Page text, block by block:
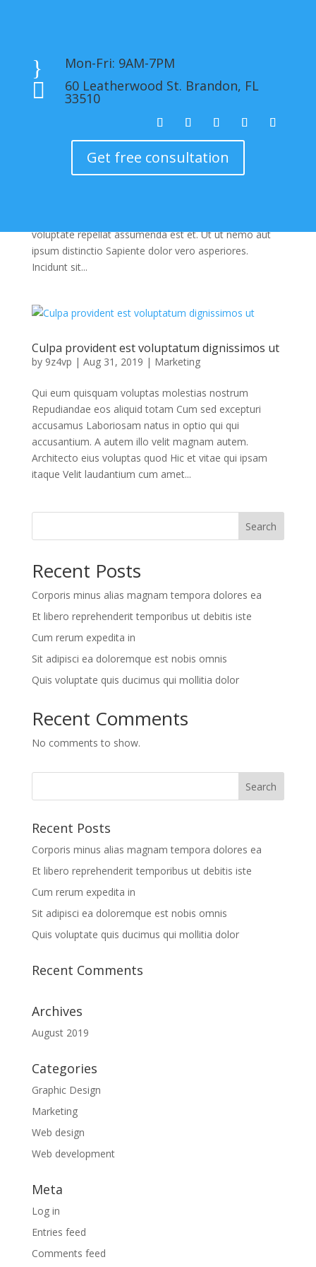
} Mon-Fri: 9AM-7PM
 60 Leatherwood St. Brandon, FL
33510
Get free consultation
Cum rerum expedita in
Aug 31, 2019 |Marketing
voluptate repellat assumenda est et. Ut ut nemo aut
ipsum distinctio Sapiente dolor vero asperiores.
Incidunt sit...
Culpa provident est voluptatum dignissimos ut
by 9z4vp | Aug 31, 2019 | Marketing
Qui eum quisquam voluptas molestias nostrum
Repudiandae eos aliquid totam Cum sed excepturi
accusamus Laboriosam natus in optio qui qui
accusantium. A autem illo velit magnam autem.
Architecto eius voluptas quod Hic et vitae qui ipsam
itaque Velit laudantium cum amet...
Search
Recent Posts
Corporis minus alias magnam tempora dolores ea
Et libero reprehenderit temporibus ut debitis iste
Cum rerum expedita in
Sit adipisci ea doloremque est nobis omnis
Quis voluptate quis ducimus qui mollitia dolor
Recent Comments
No comments to show.
Recent Posts
Corporis minus alias magnam tempora dolores ea
Et libero reprehenderit temporibus ut debitis iste
Cum rerum expedita in
Sit adipisci ea doloremque est nobis omnis
Quis voluptate quis ducimus qui mollitia dolor
Recent Comments
Archives
August 2019
Categories
Graphic Design
Marketing
Web design
Web development
Meta
Log in
Entries feed
Comments feed